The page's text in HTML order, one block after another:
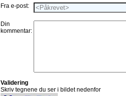
Fra e-post:
Din
kommentar:
Validering
Skriv tegnene du ser i bildet nedenfor